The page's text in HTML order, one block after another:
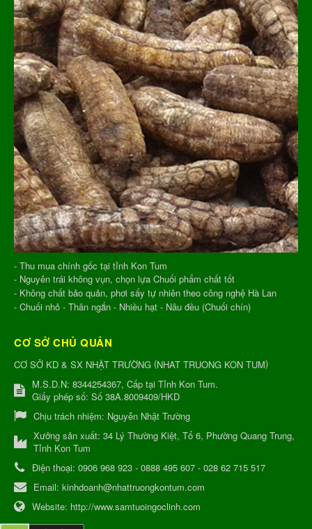
- Thu mua chính gốc tại tỉnh Kon Tum
- Nguyên trái không vụn, chọn lựa Chuối phẩm chất tốt
- Không chất bảo quản, phơi sấy tự nhiên theo công nghệ Hà Lan
- Chuối nhỏ - Thân ngắn - Nhiều hạt - Nâu đều (Chuối chín)
CƠ SỞ CHỦ QUẢN
CƠ SỞ KD & SX NHẬT TRƯỜNG (NHAT TRUONG KON TUM)
M.S.D.N: 8344254367, Cấp tại Tỉnh Kon Tum.
Giấy phép số: Số 38A.8009409/HKD
Chịu trách nhiệm: Nguyễn Nhật Trường
Xưởng sản xuất: 34 Lý Thường Kiệt, Tổ 6, Phường Quang Trung,
Tỉnh Kon Tum
Điện thoại: 0906 968 923 - 0888 495 607 - 028 62 715 517
Email: kinhdoanh@nhattruongkontum.com
Website: http://www.samtuoingoclinh.com